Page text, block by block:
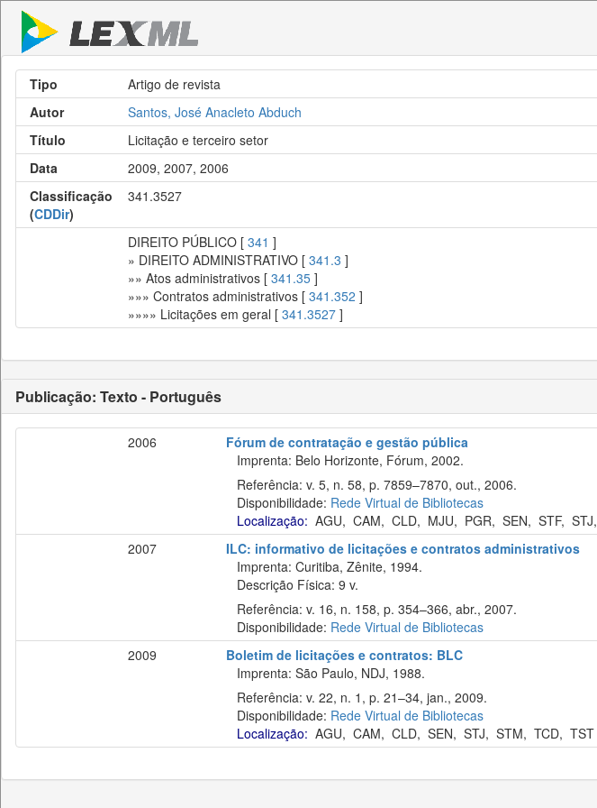
Tipo
Artigo de revista
Autor
Santos, José Anacleto Abduch
Título
Licitação e terceiro setor
Data
2009, 2007, 2006
Classificação
(CDDir)
341.3527
DIREITO PÚBLICO [ 341 ]
» DIREITO ADMINISTRATIVO [ 341.3 ]
»» Atos administrativos [ 341.35 ]
»»» Contratos administrativos [ 341.352 ]
»»»» Licitações em geral [ 341.3527 ]
Publicação: Texto - Português
2006
Fórum de contratação e gestão pública
Imprenta: Belo Horizonte, Fórum, 2002.
Referência: v. 5, n. 58, p. 7859–7870, out., 2006.
Disponibilidade: Rede Virtual de Bibliotecas
Localização: AGU, CAM, CLD, MJU, PGR, SEN, STF, STJ,
2007
ILC: informativo de licitações e contratos administrativos
Imprenta: Curitiba, Zênite, 1994.
Descrição Física: 9 v.
Referência: v. 16, n. 158, p. 354–366, abr., 2007.
Disponibilidade: Rede Virtual de Bibliotecas
2009
Boletim de licitações e contratos: BLC
Imprenta: São Paulo, NDJ, 1988.
Referência: v. 22, n. 1, p. 21–34, jan., 2009.
Disponibilidade: Rede Virtual de Bibliotecas
Localização: AGU, CAM, CLD, SEN, STJ, STM, TCD, TST